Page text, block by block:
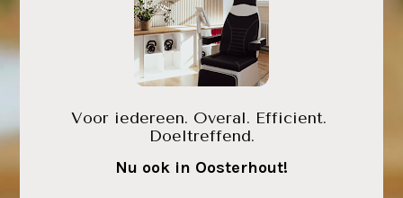
Voor iedereen. Overal. Efficient.
Doeltreffend.
Nu ook in Oosterhout!